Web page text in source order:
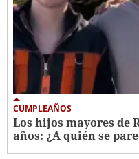
CUMPLEAÑOS
Los hijos mayores de
años: ¿A quién se